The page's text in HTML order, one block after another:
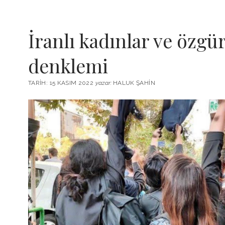
İranlı kadınlar ve
denklemi
TARIH: 15 KASIM 2022 yazar:HALUK ŞAHIN